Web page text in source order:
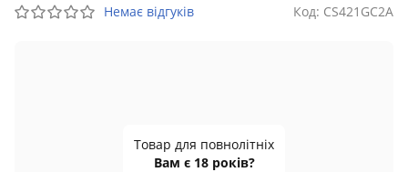
Немає відгуків Код: CS421GC2A
Товар для повнолітніх
Вам є 18 років?